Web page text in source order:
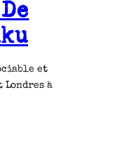
et
Londres à